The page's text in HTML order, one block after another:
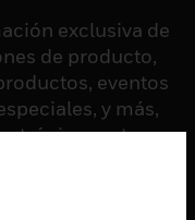
exclusiva de
de producto,
eventos
y más,
y otras